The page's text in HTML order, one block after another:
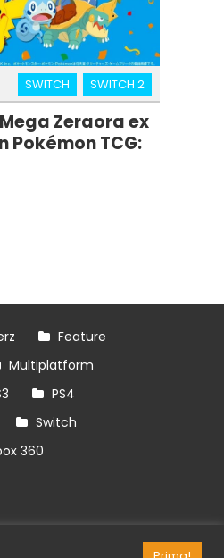
SWITCH SWITCH 2
Zeraora ex
Pokémon TCG:
Feature
Multiplatform
PS4
Switch
360